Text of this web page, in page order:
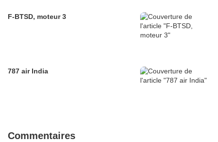
F-BTSD, moteur 3
787 air India
Commentaires